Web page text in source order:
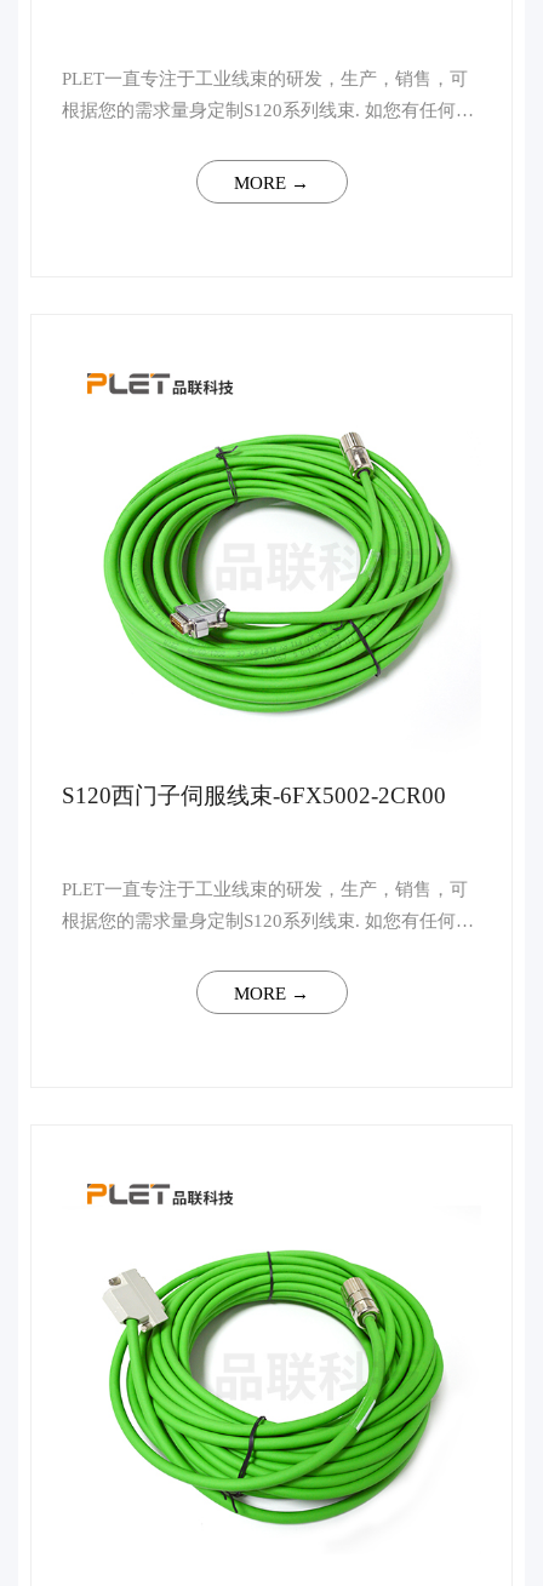
PLET一直专注于工业线束的研发，生产，销售，可
根据您的需求量身定制S120系列线束. 如您有任何技
级工程师予以一对一解答。 ...
MORE →
S120西门子伺服线束-6FX5002-2CR00
PLET一直专注于工业线束的研发，生产，销售，可
根据您的需求量身定制S120系列线束. 如您有任何技
级工程师予以一对一解答。 ...
MORE →